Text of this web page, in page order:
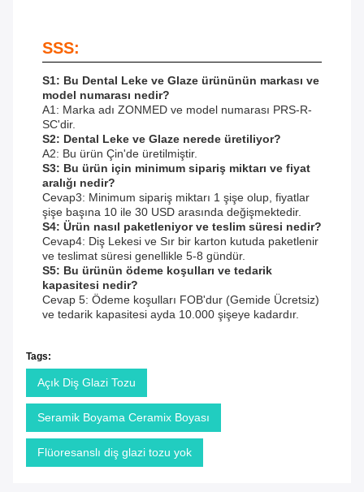
SSS:
S1: Bu Dental Leke ve Glaze ürününün markası ve
model numarası nedir?
A1: Marka adı ZONMED ve model numarası PRS-R-
SC'dir.
S2: Dental Leke ve Glaze nerede üretiliyor?
A2: Bu ürün Çin'de üretilmiştir.
S3: Bu ürün için minimum sipariş miktarı ve fiyat
aralığı nedir?
Cevap3: Minimum sipariş miktarı 1 şişe olup, fiyatlar
şişe başına 10 ile 30 USD arasında değişmektedir.
S4: Ürün nasıl paketleniyor ve teslim süresi nedir?
Cevap4: Diş Lekesi ve Sır bir karton kutuda paketlenir
ve teslimat süresi genellikle 5-8 gündür.
S5: Bu ürünün ödeme koşulları ve tedarik
kapasitesi nedir?
Cevap 5: Ödeme koşulları FOB'dur (Gemide Ücretsiz)
ve tedarik kapasitesi ayda 10.000 şişeye kadardır.
Tags:
Açık Diş Glazi Tozu
Seramik Boyama Ceramix Boyası
Flüoresanslı diş glazi tozu yok